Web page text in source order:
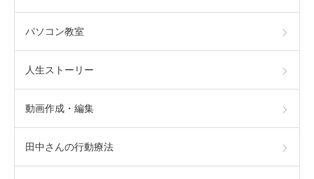
パソコン教室
人生ストーリー
動画作成・編集
田中さんの行動療法